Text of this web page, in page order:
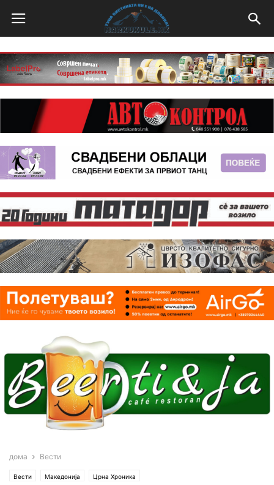
дома Вести
Вести Македонија Црна Хроника